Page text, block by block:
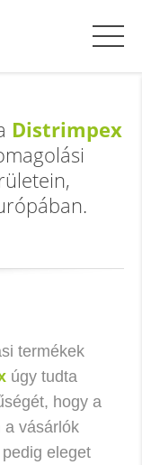
Distrimpex
termékek
úgy tudta
hogy a
a vásárlók
eleget